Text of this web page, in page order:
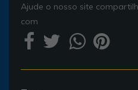
Ajude o nosso site
com